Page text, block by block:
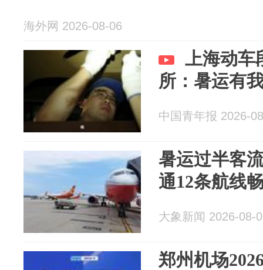
海外网 2026-08-06
上海动车
所：暑运有
中国青年报 2026-
暑运过半客
通12条航线
大象新闻 2026-08-
郑州机场